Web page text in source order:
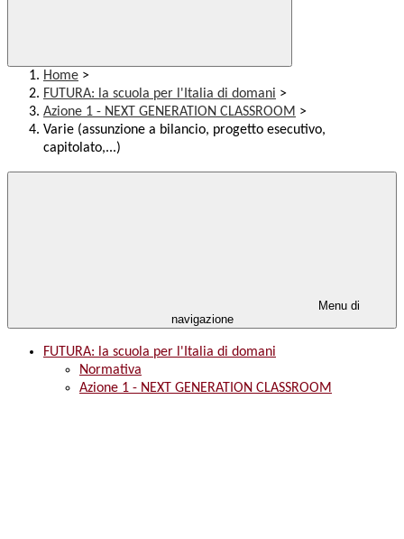
Home >
FUTURA: la scuola per l'Italia di domani >
Azione 1 - NEXT GENERATION CLASSROOM >
Varie (assunzione a bilancio, progetto esecutivo,
capitolato,...)
Menu di
navigazione
FUTURA: la scuola per l'Italia di domani
Normativa
Azione 1 - NEXT GENERATION CLASSROOM